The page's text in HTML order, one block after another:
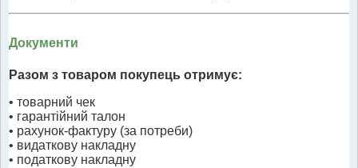
Документи
Разом з товаром покупець отримує:
• товарний чек
• гарантійний талон
• рахунок-фактуру (за потреби)
• видаткову накладну
• податкову накладну